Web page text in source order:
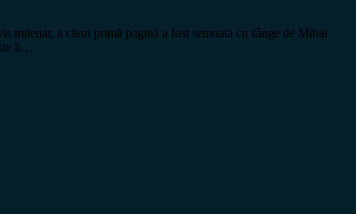
milenar, a cărui primă pagină a fost semnată cu sânge de Mihai
îi…